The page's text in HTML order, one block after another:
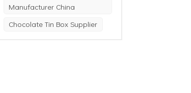
Manufacturer China
Chocolate Tin Box Supplier